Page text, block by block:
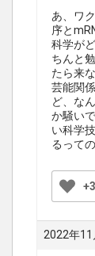
あ、ワ
序と
科学が
ちんと
たら来
芸能関
ど、な
か騒い
い科学
るって
+3
2022年11